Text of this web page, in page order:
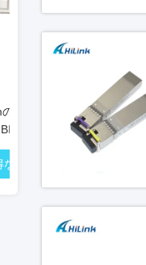
単一繊維1.25G SFP
シーバー モジュールのLC
ネクターのため